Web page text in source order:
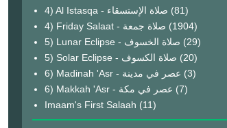
4) Al Istasqa - صلاة الإستسقاء (81)
4) Friday Salaat - صلاة جمعة (1904)
5) Lunar Eclipse - صلاة الخسوف (29)
(20)
6) Madinah 'Asr - عصر في مدينة (3)
6) Makkah 'Asr - عصر في مكة (7)
Imaam's First Salaah (11)